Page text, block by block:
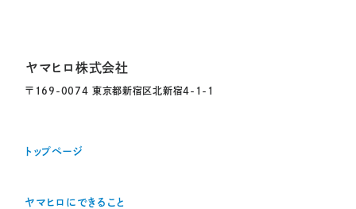
ヤマヒロ株式会社
〒169-0074 東京都新宿区北新宿4-1-1
トップページ
ヤマヒロにできること